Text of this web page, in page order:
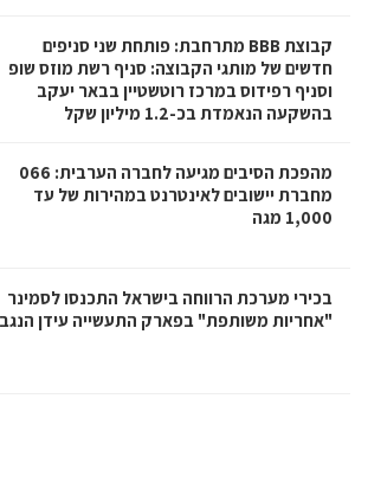
קבוצת BBB מתרחבת: פותחת שני סניפים
חדשים של מותגי הקבוצה: סניף רשת מוזס שופ
וסניף רפידוס במרכז רוטשטיין בבאר יעקב
בהשקעה הנאמדת בכ-1.2 מיליון שקל
מהפכת הסיבים מגיעה לחברה הערבית: 066
מחברת יישובים לאינטרנט במהירות של עד
1,000 מגה
בכירי מערכת הרווחה בישראל התכנסו לסמינר
"אחריות משותפת" בפארק התעשייה עידן הנגב